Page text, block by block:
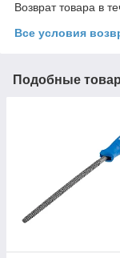
Возврат товара в
Все условия
Подобные